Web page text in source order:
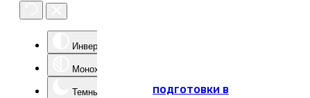
Инверсия цвета
Монохром
Темный контраст подготовки в